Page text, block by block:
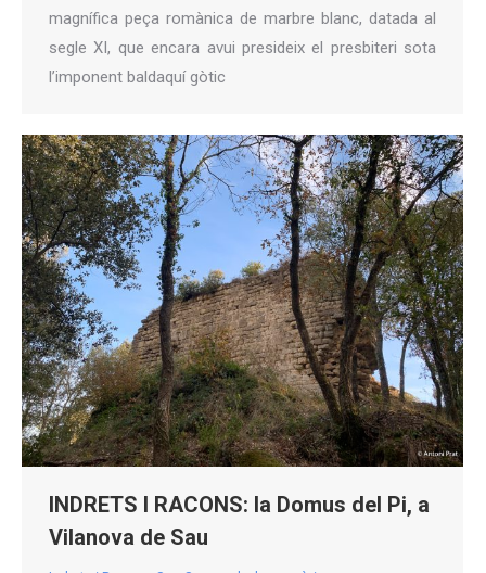
magnífica peça romànica de marbre blanc, datada al
segle XI, que encara avui presideix el presbiteri sota
l’imponent baldaquí gòtic
INDRETS I RACONS: la Domus del Pi, a
Vilanova de Sau